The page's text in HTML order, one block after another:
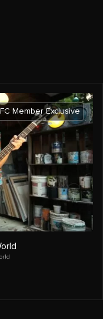
Member Exclusive